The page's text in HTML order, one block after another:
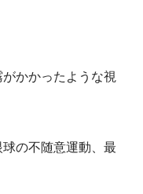
かかったような視
の不随意運動、最